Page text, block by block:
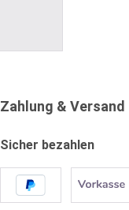
Zahlung & Versand
Sicher bezahlen